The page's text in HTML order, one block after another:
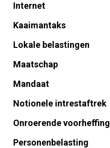
Internet
Kaaimantaks
Lokale belastingen
Maatschap
Mandaat
Notionele intrestaftrek
Onroerende voorheffing
Personenbelasting